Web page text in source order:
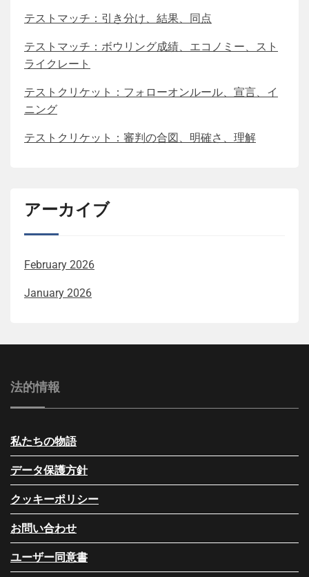
テストマッチ：引き分け、結果、同点
テストマッチ：ボウリング成績、エコノミー、スト
ライクレート
テストクリケット：フォローオンルール、宣言、イ
ニング
テストクリケット：審判の合図、明確さ、理解
アーカイブ
February 2026
January 2026
法的情報
私たちの物語
データ保護方針
クッキーポリシー
お問い合わせ
ユーザー同意書